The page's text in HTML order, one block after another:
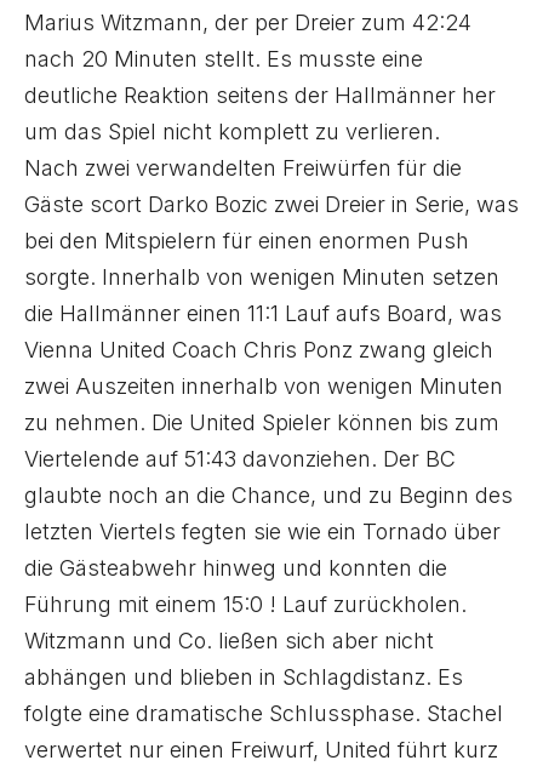
Marius Witzmann, der per Dreier zum 42:24
nach 20 Minuten stellt. Es musste eine
deutliche Reaktion seitens der Hallmänner her
um das Spiel nicht komplett zu verlieren.
Nach zwei verwandelten Freiwürfen für die
Gäste scort Darko Bozic zwei Dreier in Serie, was
bei den Mitspielern für einen enormen Push
sorgte. Innerhalb von wenigen Minuten setzen
die Hallmänner einen 11:1 Lauf aufs Board, was
Vienna United Coach Chris Ponz zwang gleich
zwei Auszeiten innerhalb von wenigen Minuten
zu nehmen. Die United Spieler können bis zum
Viertelende auf 51:43 davonziehen. Der BC
glaubte noch an die Chance, und zu Beginn des
letzten Viertels fegten sie wie ein Tornado über
die Gästeabwehr hinweg und konnten die
Führung mit einem 15:0 ! Lauf zurückholen.
Witzmann und Co. ließen sich aber nicht
abhängen und blieben in Schlagdistanz. Es
folgte eine dramatische Schlussphase. Stachel
verwertet nur einen Freiwurf, United führt kurz